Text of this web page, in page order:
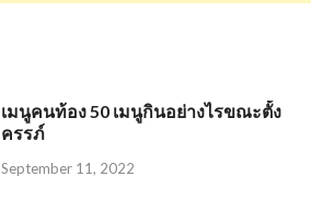
เมนูคนท้อง 50 เมนูกินอย่างไรขณะตั้ง
ครรภ์
September 11, 2022